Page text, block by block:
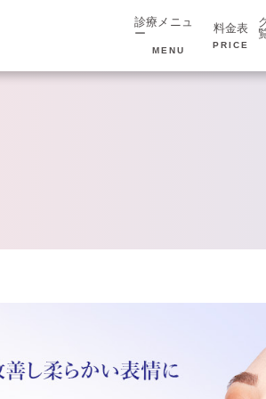
診療メニュ
ー
MENU
料金表
PRICE